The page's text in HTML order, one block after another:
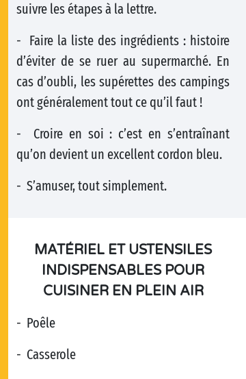
suivre les étapes à la lettre.
- Faire la liste des ingrédients : histoire
d’éviter de se ruer au supermarché. En
cas d’oubli, les supérettes des campings
ont généralement tout ce qu’il faut !
- Croire en soi : c’est en s’entraînant
qu’on devient un excellent cordon bleu.
- S’amuser, tout simplement.
MATÉRIEL ET USTENSILES
INDISPENSABLES POUR
CUISINER EN PLEIN AIR
- Poêle
- Casserole